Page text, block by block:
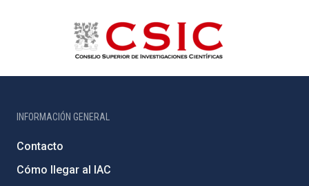
INFORMACIÓN GENERAL
Contacto
Cómo llegar al IAC